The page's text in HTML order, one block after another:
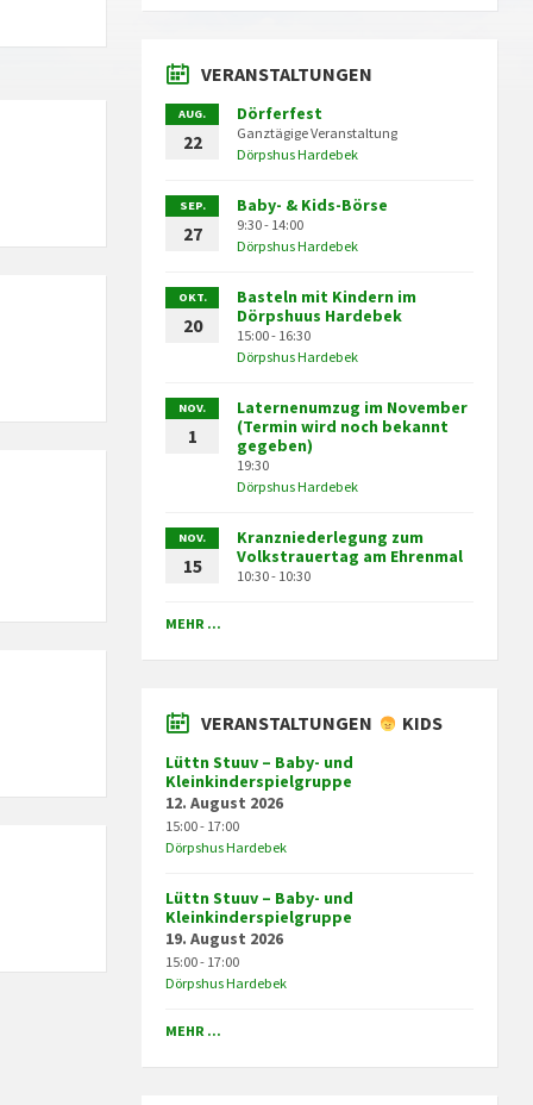
VERANSTALTUNGEN
AUG.
22
Dörferfest
Ganztägige Veranstaltung
Dörpshus Hardebek
SEP.
27
Baby- & Kids-Börse
9:30 - 14:00
Dörpshus Hardebek
OKT.
20
Basteln mit Kindern im
Dörpshuus Hardebek
15:00 - 16:30
Dörpshus Hardebek
NOV.
1
Laternenumzug im November
(Termin wird noch bekannt
gegeben)
19:30
Dörpshus Hardebek
NOV.
15
Kranzniederlegung zum
Volkstrauertag am Ehrenmal
10:30 - 10:30
MEHR ...
VERANSTALTUNGEN KIDS
Lüttn Stuuv – Baby- und
Kleinkinderspielgruppe
12. August 2026
15:00 - 17:00
Dörpshus Hardebek
Lüttn Stuuv – Baby- und
Kleinkinderspielgruppe
19. August 2026
15:00 - 17:00
Dörpshus Hardebek
MEHR ...